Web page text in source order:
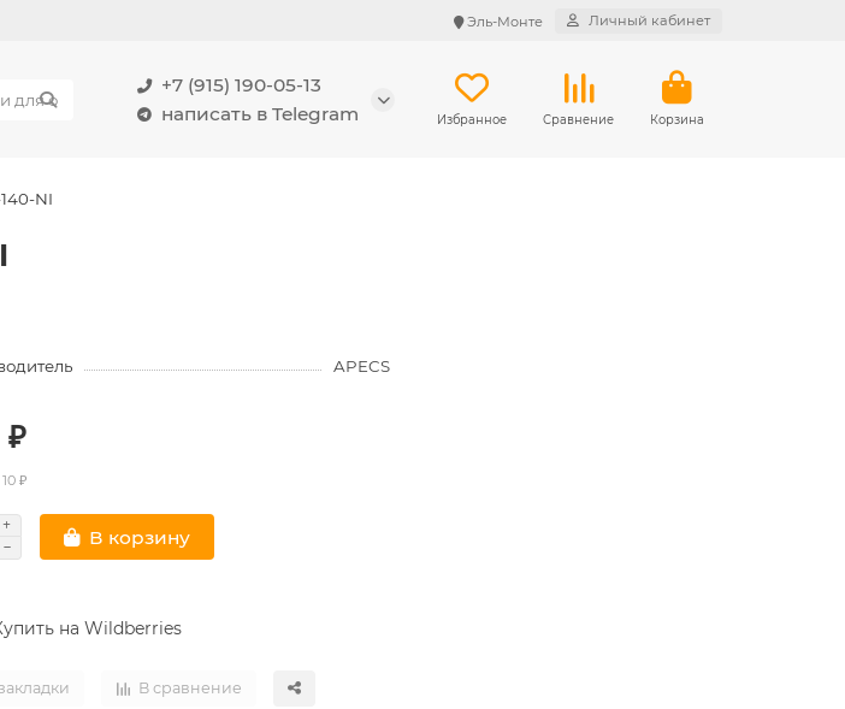
Эль-Монте Личный кабинет
+7 (915) 190-05-13
написать в Telegram
Избранное Сравнение Корзина
NI
APECS
₽
₽
В корзину
на Wildberries
В сравнение